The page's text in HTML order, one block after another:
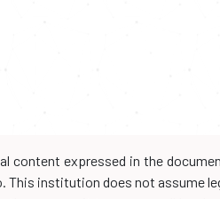
content expressed in the
This institution does not assume